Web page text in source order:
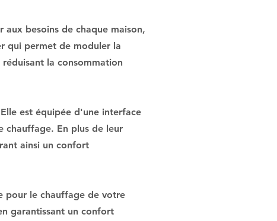
besoins de chaque maison,
qui permet de moduler la
la consommation
est équipée d'une interface
chauffage. En plus de leur
ainsi un confort
pour le chauffage de votre
garantissant un confort